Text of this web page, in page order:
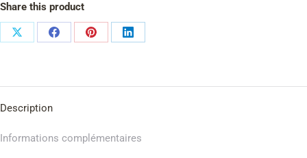
Share this product
Description
Informations complémentaires